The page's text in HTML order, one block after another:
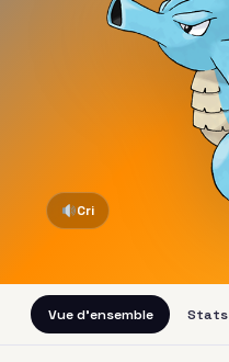
Cri
Vue d'ensemble Stats